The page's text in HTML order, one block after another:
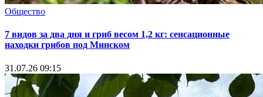
Общество
7 видов за два дня и гриб весом 1,2 кг: сенсационные
находки грибов под Минском
31.07.26 09:15